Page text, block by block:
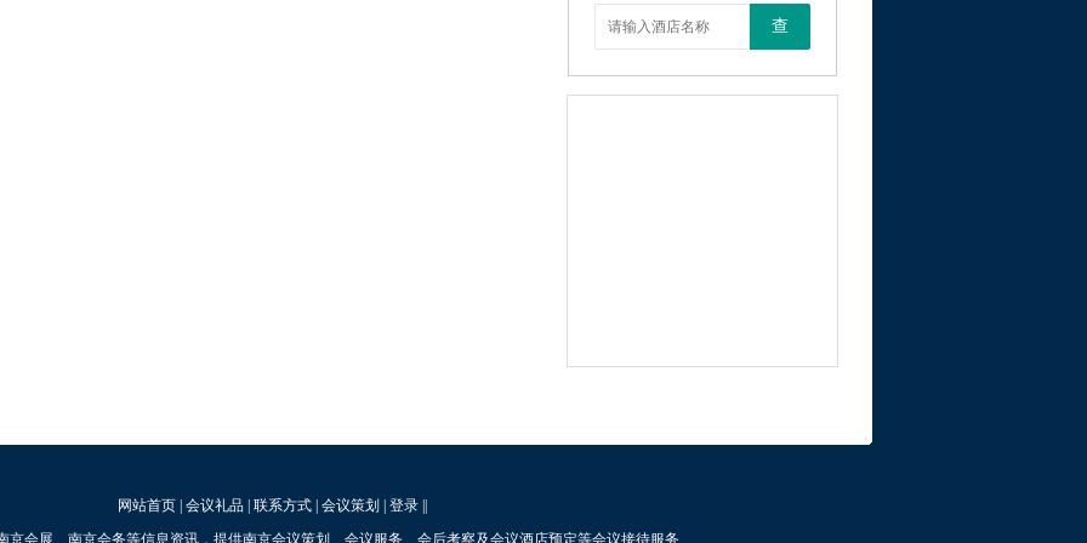
查
网站首页| 会议礼品| 联系方式| 会议策划 登录||
京会展、南京会务等信息资讯，提供南京会议策划、会议服务、会后考察及会议酒店预定等会议接待服务